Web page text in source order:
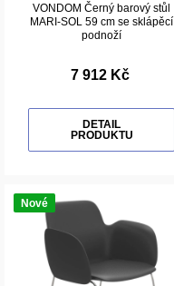
VONDOM Černý barový stůl
MARI-SOL 59 cm se sklápěcí
podnoží
7 912 Kč
DETAIL
PRODUKTU
Nové